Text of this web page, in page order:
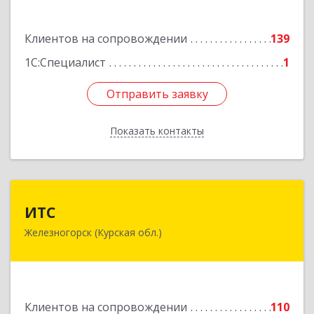
Клиентов на сопровождении
139
1С:Специалист
1
Отправить заявку
Показать контакты
Отправить заявку
Назад
ИТС
Железногорск (Курская обл.)
Клиентов на сопровождении
110
307178, Курская обл, Железногорск г,